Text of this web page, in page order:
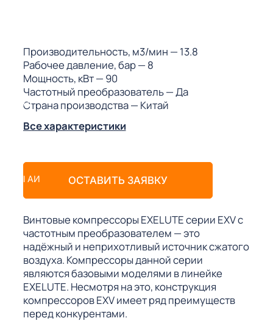
Производительность, м3/мин — 13.8
Рабочее давление, бар— 8
Мощность, кВт— 90
Частотный преобразователь— Да
Страна производства— Китай
Все характеристики
ОСТАВИТЬ ЗАЯВКУ
Винтовые компрессоры EXELUTE серии EXV с
частотным преобразователем — это
надёжный и неприхотливый источник сжатого
воздуха. Компрессоры данной серии
являются базовыми моделями в линейке
EXELUTE. Несмотря на это, конструкция
компрессоров EXV имеет ряд преимуществ
перед конкурентами.
(МКС)
АИ